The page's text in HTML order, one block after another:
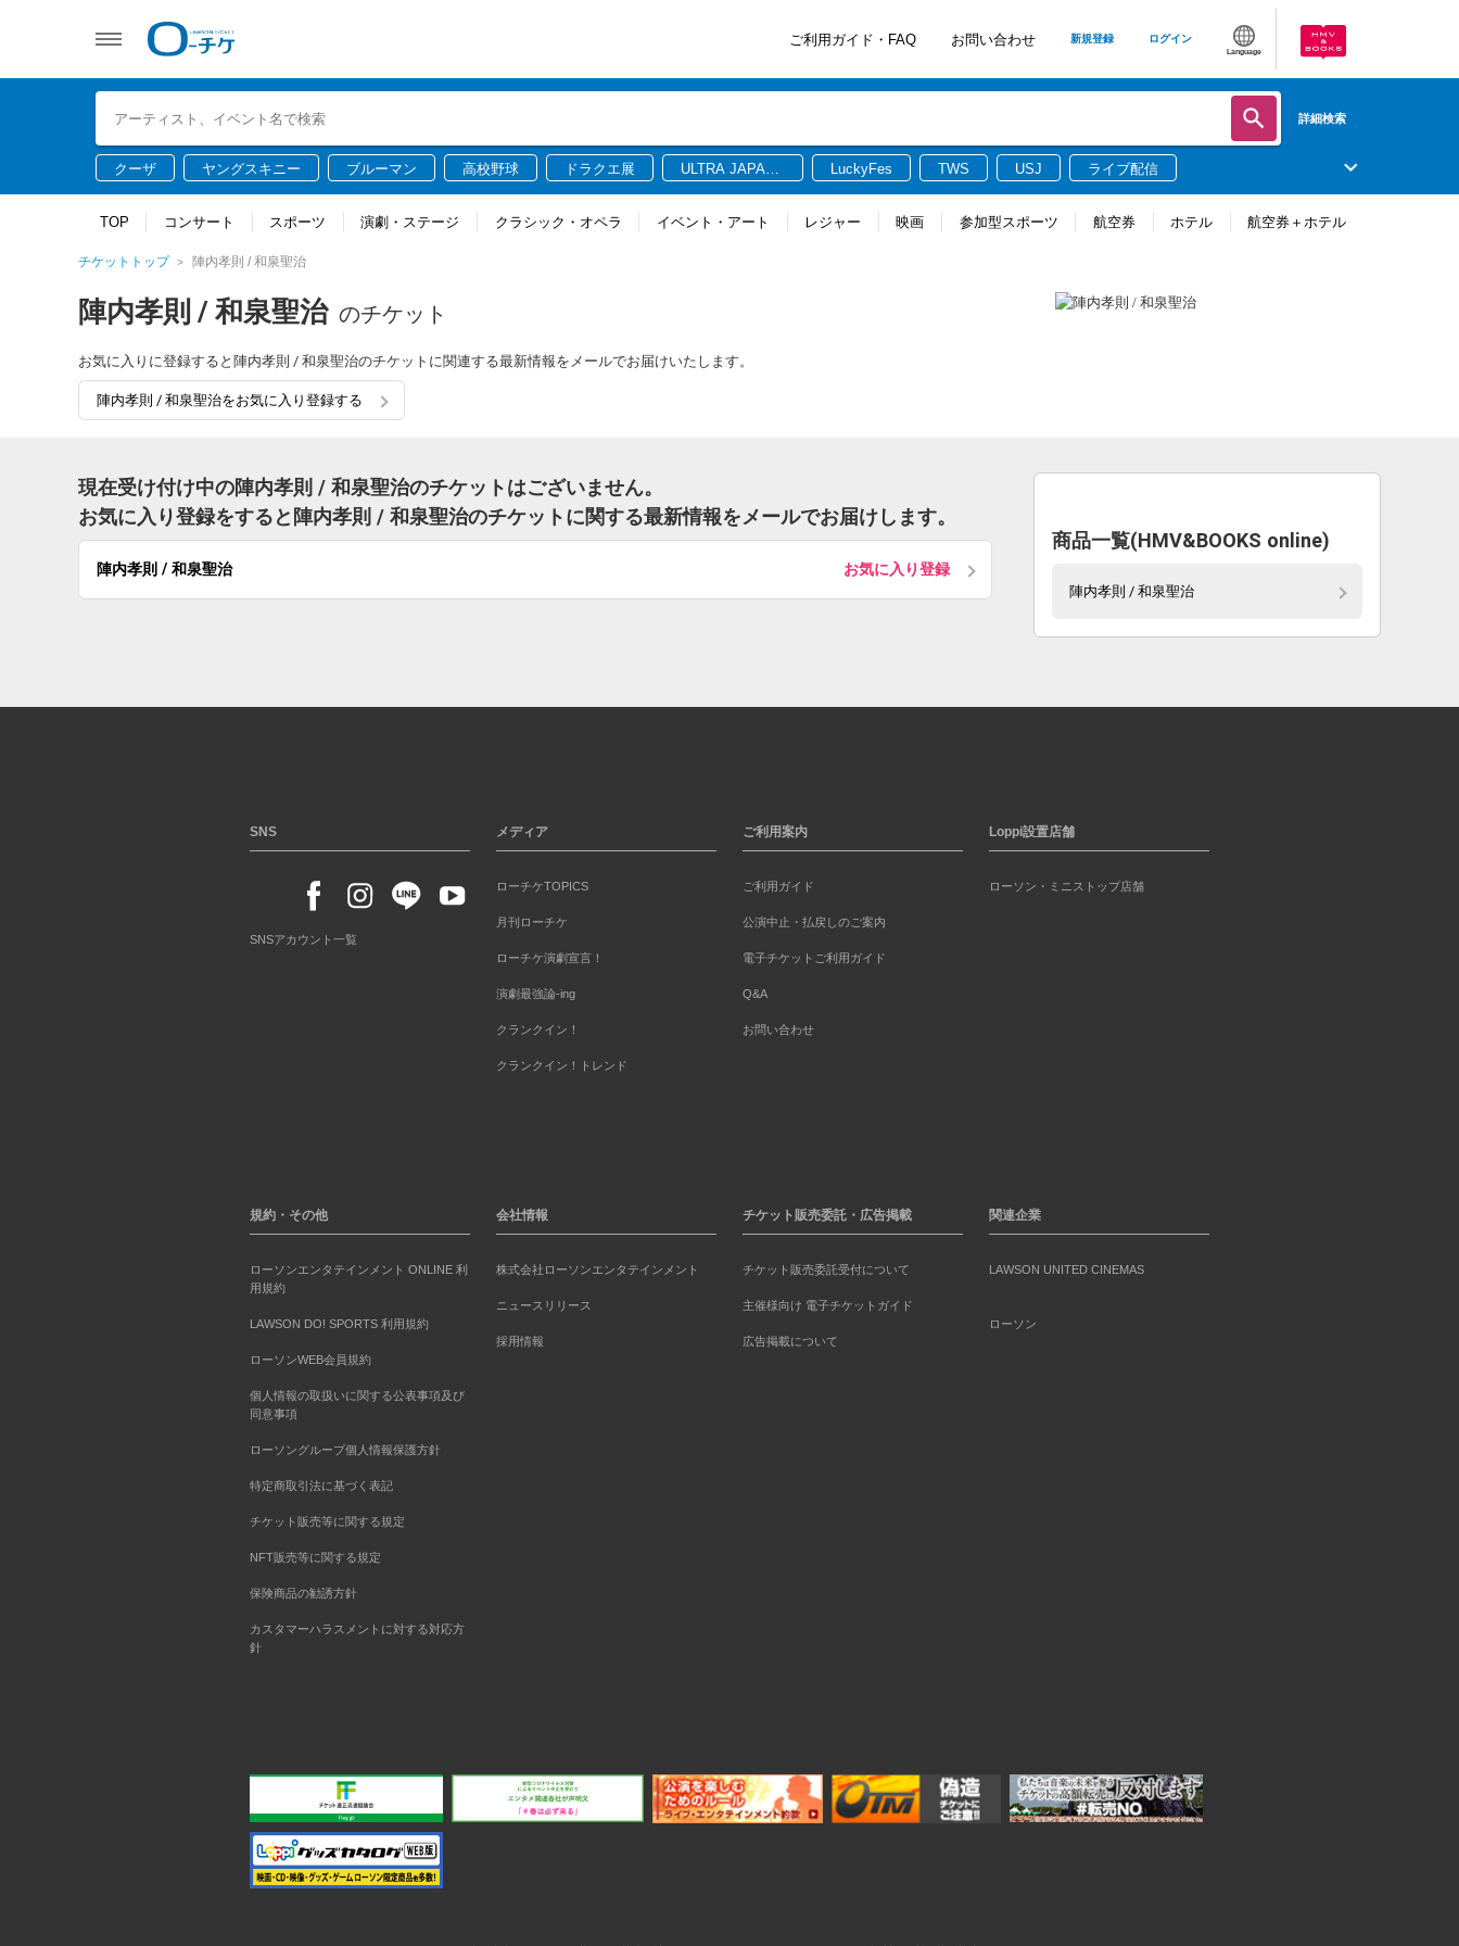
ご利用ガイド・FAQ お問い合わせ 新規登録 ログイン
Language
詳細検索
クーザ ヤングスキニー ブルーマン 高校野球 ドラクエ展
ULTRA JAPAN
LuckyFes TWS USJ ライブ配信
TOP コンサート スポーツ 演劇・ステージ クラシック・オペラ イベント・アート レジャー 映画 参加型スポーツ 航空券 ホテル 航空券＋ホテル
チケットトップ 陣内孝則 / 和泉聖治
陣内孝則 / 和泉聖治 のチケット
お気に入りに登録すると陣内孝則 / 和泉聖治のチケットに関連する最新情報をメールでお届けいたします。
陣内孝則 / 和泉聖治をお気に入り登録する
現在受け付け中の陣内孝則 / 和泉聖治のチケットはございません。
お気に入り登録をすると陣内孝則 / 和泉聖治のチケットに関する最新情報をメールでお届けします。
陣内孝則 / 和泉聖治 お気に入り登録
商品一覧(HMV&BOOKS online)
陣内孝則 / 和泉聖治
SNS
SNSアカウント一覧
メディア
ローチケTOPICS
月刊ローチケ
ローチケ演劇宣言！
演劇最強論-ing
クランクイン！
クランクイン！トレンド
ご利用案内
ご利用ガイド
公演中止・払戻しのご案内
電子チケットご利用ガイド
Q&A
お問い合わせ
Loppi設置店舗
ローソン・ミニストップ店舗
規約・その他
ローソンエンタテインメント ONLINE 利
用規約
LAWSON DO! SPORTS 利用規約
ローソンWEB会員規約
個人情報の取扱いに関する公表事項及び
同意事項
ローソングループ個人情報保護方針
特定商取引法に基づく表記
チケット販売等に関する規定
NFT販売等に関する規定
保険商品の勧誘方針
カスタマーハラスメントに対する対応方
針
会社情報
株式会社ローソンエンタテインメント
ニュースリリース
採用情報
チケット販売委託・広告掲載
チケット販売委託受付について
主催様向け 電子チケットガイド
広告掲載について
関連企業
LAWSON UNITED CINEMAS
ローソン